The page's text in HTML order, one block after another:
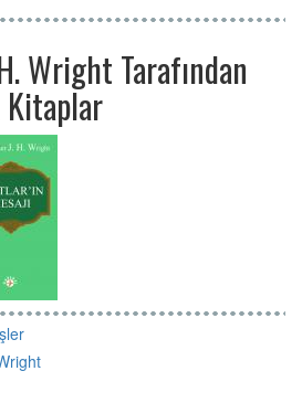
Wright Tarafından
Kitaplar